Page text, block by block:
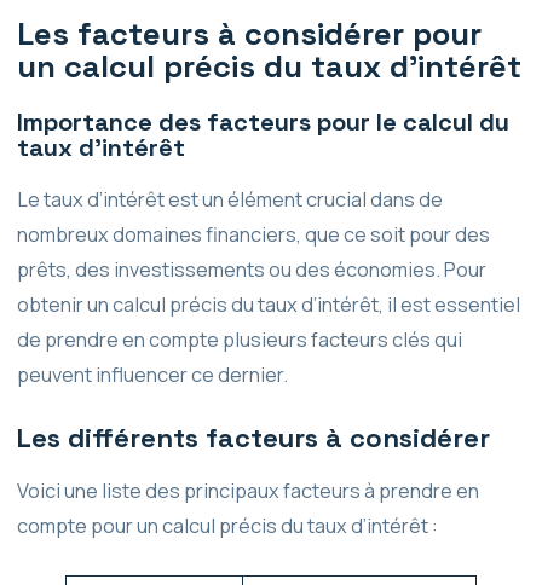
Les facteurs à considérer pour
un calcul précis du taux d’intérêt
Importance des facteurs pour le calcul du
taux d’intérêt
Le taux d’intérêt est un élément crucial dans de
nombreux domaines financiers, que ce soit pour des
prêts, des investissements ou des économies. Pour
obtenir un calcul précis du taux d’intérêt, il est essentiel
de prendre en compte plusieurs facteurs clés qui
peuvent influencer ce dernier.
Les différents facteurs à considérer
Voici une liste des principaux facteurs à prendre en
compte pour un calcul précis du taux d’intérêt :